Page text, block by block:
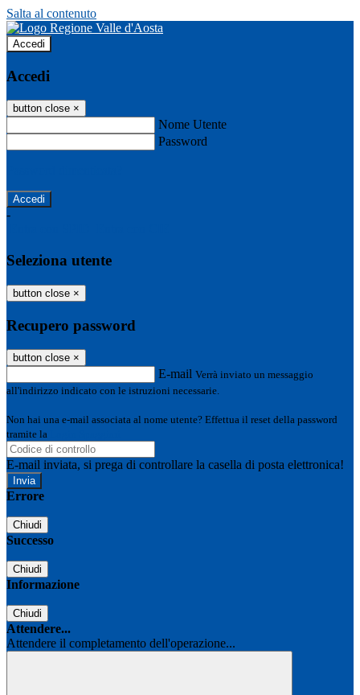
Salta al contenuto
Accedi
Accedi
button close ×
Nome Utente
Password
-
Seleziona utente
button close ×
Recupero password
button close ×
E-mail Verrà inviato un messaggio
all'indirizzo indicato con le istruzioni necessarie.
Non hai una e-mail associata al nome utente? Effettua il reset della password
tramite la
E-mail inviata, si prega di controllare la casella di posta elettronica!
Errore
Chiudi
Successo
Chiudi
Informazione
Chiudi
Attendere...
Attendere il completamento dell'operazione...